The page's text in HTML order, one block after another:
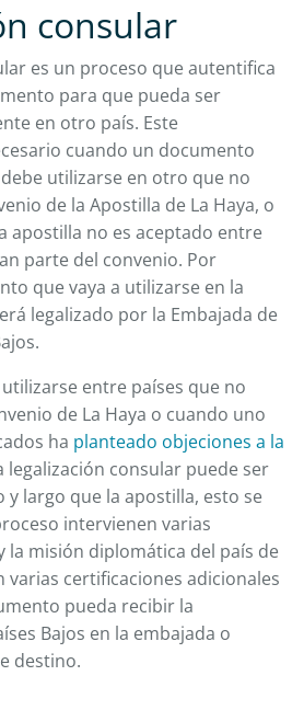
consular
es un proceso que autentifica
para que pueda ser
en otro país. Este
cuando un documento
utilizarse en otro que no
de la Apostilla de La Haya, o
apostilla no es aceptado entre
parte del convenio. Por
que vaya a utilizarse en la
legalizado por la Embajada de
entre países que no
de La Haya o cuando uno
ha planteado objeciones a la
legalización consular puede ser
y largo que la apostilla, esto se
intervienen varias
la misión diplomática del país de
varias certificaciones adicionales
pueda recibir la
Bajos en la embajada o
destino.